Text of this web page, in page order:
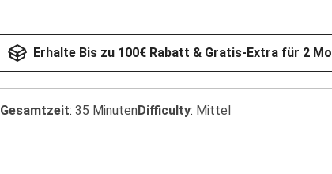
Erhalte Bis zu 100€ Rabatt & Gratis-Extra für 2
Gesamtzeit: 35 MinutenDifficulty: Mittel